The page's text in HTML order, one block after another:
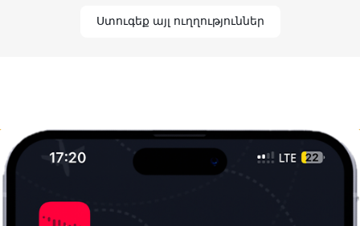
Ստուգեք այլ ուղղություններ